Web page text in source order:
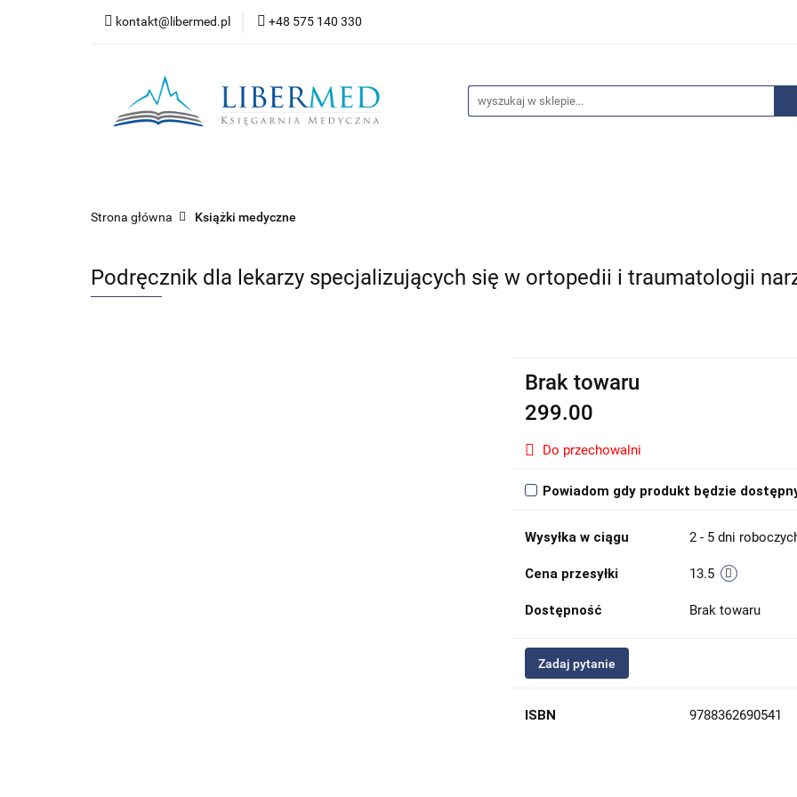
kontakt@libermed.pl +48 575 140 330
Nowości Wyprzedaże
Kontakt
Strona główna Książki medyczne
Podręcznik dla lekarzy specjalizujących się w ortopedii i traumatologii
Brak towaru
299.00
Do przechowalni
Powiadom gdy produkt będzie
Wysyłka w ciągu 2 - 5 dni
Cena przesyłki 13.5
Dostępność Brak towaru
Zadaj pytanie
ISBN 9788362690541